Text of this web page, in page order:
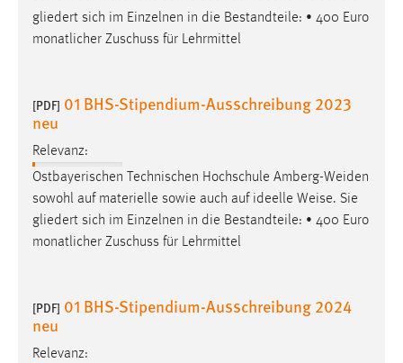
gliedert sich im Einzelnen in die Bestandteile: • 400 Euro
monatlicher Zuschuss für Lehrmittel
[PDF] 01 BHS-Stipendium-Ausschreibung 2023
neu
Relevanz:
Ostbayerischen Technischen Hochschule Amberg-Weiden
sowohl auf materielle sowie auch auf ideelle Weise. Sie
gliedert sich im Einzelnen in die Bestandteile: • 400 Euro
monatlicher Zuschuss für Lehrmittel
[PDF] 01 BHS-Stipendium-Ausschreibung 2024
neu
Relevanz:
Login
Zweck:
einloggen zu können.
Cookie Laufzeit:
24 Stunden
Statistik Cookies erfassen Informationen anonym.
Diese Informationen helfen uns zu verstehen, wie